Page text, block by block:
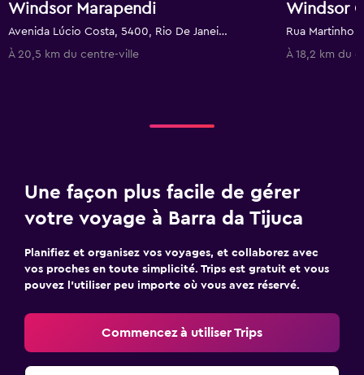
Windsor Marapendi
Avenida Lúcio Costa, 5400, Rio De Janeiro, Brésil
À 20,5 km du centre-ville
Windsor
À 18,2 km du
Une façon plus facile de gérer
votre voyage à Barra da Tijuca
Planifiez et organisez vos voyages, et collaborez avec
vos proches en toute simplicité. Trips est gratuit et vous
pouvez l’utiliser peu importe où vous avez réservé.
Commencez à utiliser Trips